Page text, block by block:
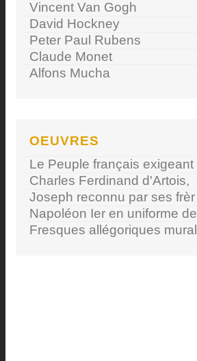
Vincent Van Gogh
David Hockney
Peter Paul Rubens
Claude Monet
Alfons Mucha
OEUVRES
Le Peuple français exigeant
Charles Ferdinand d'Artois,
Joseph reconnu par ses frèr
Napoléon Ier en uniforme de
Fresques allégoriques mural